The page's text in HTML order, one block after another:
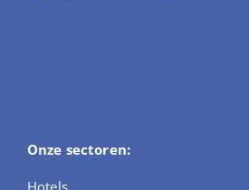
Onze sectoren:
Hotels